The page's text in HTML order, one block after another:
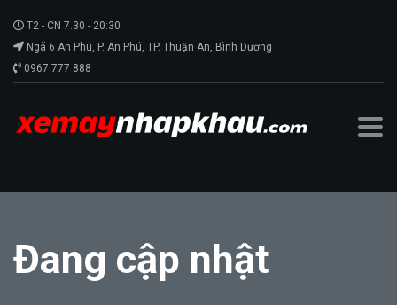
T2 - CN 7.30 - 20:30
Ngã 6 An Phú, P. An Phú, TP. Thuận An, Bình Dương
0967 777 888
Đang cập nhật